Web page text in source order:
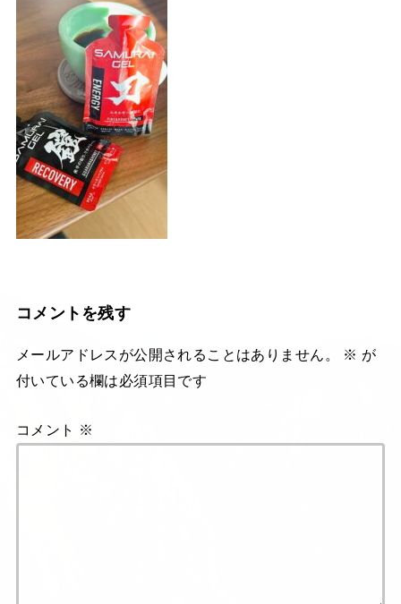
コメントを残す
メールアドレスが公開されることはありません。 ※ が
付いている欄は必須項目です
コメント ※